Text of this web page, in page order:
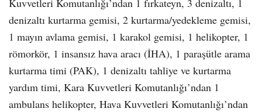
Kuvvetleri Komutanlığı’ndan 1 fırkateyn, 3 denizaltı, 1
denizaltı kurtarma gemisi, 2 kurtarma/yedekleme gemisi,
1 mayın avlama gemisi, 1 karakol gemisi, 1 helikopter, 1
römorkör, 1 insansız hava aracı (İHA), 1 paraşütle arama
kurtarma timi (PAK), 1 denizaltı tahliye ve kurtarma
yardım timi, Kara Kuvvetleri Komutanlığı’ndan 1
ambulans helikopter, Hava Kuvvetleri Komutanlığı’ndan